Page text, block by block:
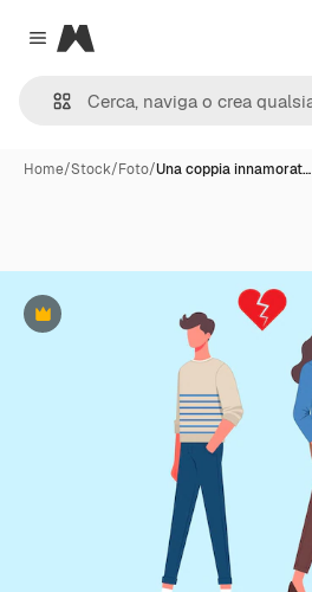
Close menu
Magnific
Home/Stock/Foto/Una coppia innamorat…
Premium